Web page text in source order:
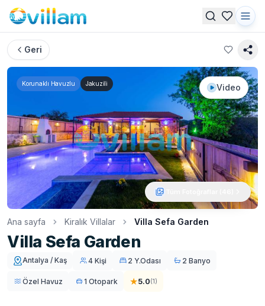
Geri
Korunaklı Havuzlu Jakuzili Video
Ana sayfa Kiralık Villalar Villa Sefa Garden
Villa Sefa Garden
Antalya / Kaş 4 Kişi 2 Y.Odası 2 Banyo
Özel Havuz 1 Otopark ★5.0(1)